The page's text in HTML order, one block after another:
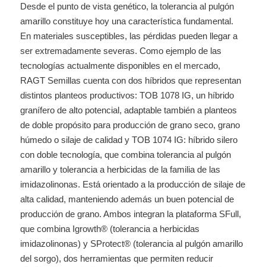
Desde el punto de vista genético, la tolerancia al pulgón
amarillo constituye hoy una característica fundamental.
En materiales susceptibles, las pérdidas pueden llegar a
ser extremadamente severas. Como ejemplo de las
tecnologías actualmente disponibles en el mercado,
RAGT Semillas cuenta con dos híbridos que representan
distintos planteos productivos: TOB 1078 IG, un híbrido
granífero de alto potencial, adaptable también a planteos
de doble propósito para producción de grano seco, grano
húmedo o silaje de calidad y TOB 1074 IG: híbrido silero
con doble tecnología, que combina tolerancia al pulgón
amarillo y tolerancia a herbicidas de la familia de las
imidazolinonas. Está orientado a la producción de silaje de
alta calidad, manteniendo además un buen potencial de
producción de grano. Ambos integran la plataforma SFull,
que combina Igrowth® (tolerancia a herbicidas
imidazolinonas) y SProtect® (tolerancia al pulgón amarillo
del sorgo), dos herramientas que permiten reducir